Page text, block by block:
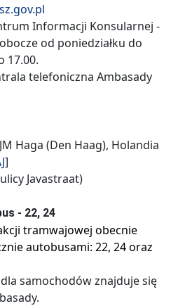
Informacji Konsularnej -
od poniedziałku do
17.00.
telefoniczna Ambasady
Haga (Den Haag), Holandia
]
Javastraat)
- 22, 24
tramwajowej obecnie
autobusami: 22, 24 oraz
samochodów znajduje się